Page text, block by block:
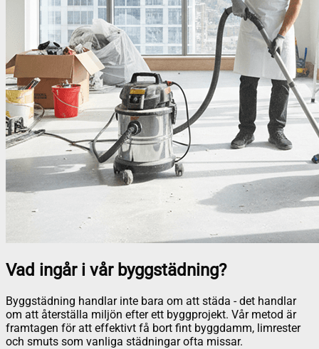
Vad ingår i vår byggstädning?
Byggstädning handlar inte bara om att städa - det handlar
om att återställa miljön efter ett byggprojekt. Vår metod är
framtagen för att effektivt få bort fint byggdamm, limrester
och smuts som vanliga städningar ofta missar.